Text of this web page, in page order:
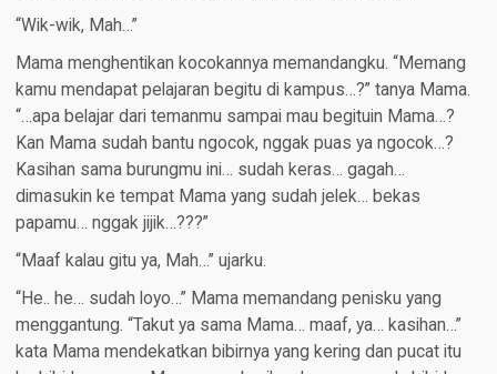
“Wik-wik, Mah…”
Mama menghentikan kocokannya memandangku. “Memang
kamu mendapat pelajaran begitu di kampus…?” tanya Mama.
“…apa belajar dari temanmu sampai mau begituin Mama…?
Kan Mama sudah bantu ngocok, nggak puas ya ngocok…?
Kasihan sama burungmu ini… sudah keras… gagah…
dimasukin ke tempat Mama yang sudah jelek… bekas
papamu… nggak jijik…???”
“Maaf kalau gitu ya, Mah…” ujarku.
“He.. he… sudah loyo…” Mama memandang penisku yang
menggantung. “Takut ya sama Mama… maaf, ya… kasihan…”
kata Mama mendekatkan bibirnya yang kering dan pucat itu